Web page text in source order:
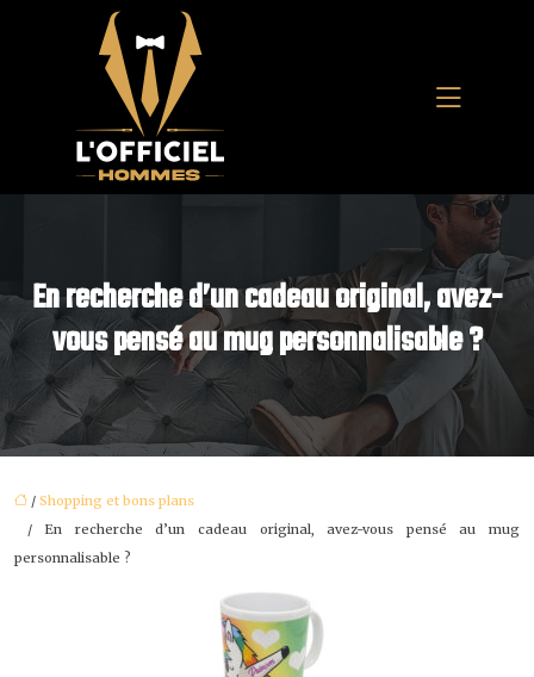
En recherche d’un cadeau original, avez-
vous pensé au mug personnalisable ?
/ Shopping et bons plans
/ En recherche d’un cadeau original, avez-vous pensé au mug
personnalisable ?